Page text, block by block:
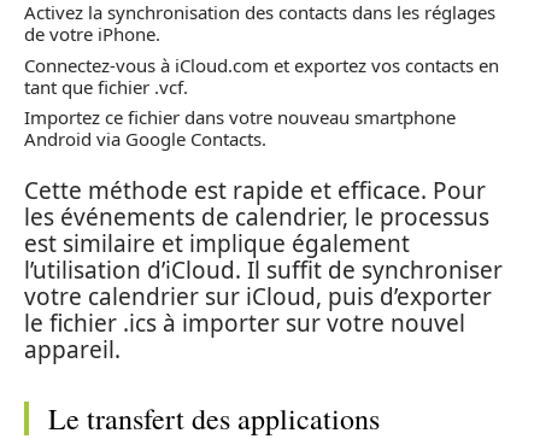
Activez la synchronisation des contacts dans les réglages
de votre iPhone.
Connectez-vous à iCloud.com et exportez vos contacts en
tant que fichier .vcf.
Importez ce fichier dans votre nouveau smartphone
Android via Google Contacts.
Cette méthode est rapide et efficace. Pour
les événements de calendrier, le processus
est similaire et implique également
l’utilisation d’iCloud. Il suffit de synchroniser
votre calendrier sur iCloud, puis d’exporter
le fichier .ics à importer sur votre nouvel
appareil.
Le transfert des applications